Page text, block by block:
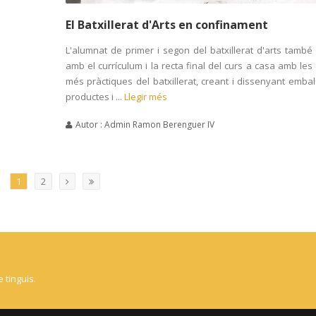
El Batxillerat d'Arts en confinament
L'alumnat de primer i segon del batxillerat d'arts també
amb el currículum i la recta final del curs a casa amb les
més pràctiques del batxillerat, creant i dissenyant
productes i ... Llegir més
Autor : Admin Ramon Berenguer IV
1 2
tinguis.